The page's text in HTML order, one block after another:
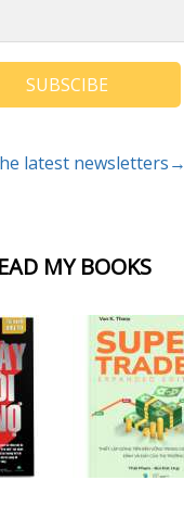
MY BOOKS
SUBSCIBE
latest newsletters→